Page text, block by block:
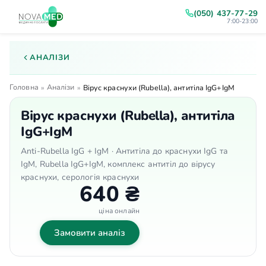
(050) 437-77-29
7:00-23:00
АНАЛІЗИ
Головна » Аналізи » Вірус краснухи (Rubella), антитіла IgG+IgM
Вірус краснухи (Rubella), антитіла
IgG+IgM
Anti-Rubella IgG + IgM · Антитіла до краснухи IgG та
IgM, Rubella IgG+IgM, комплекс антитіл до вірусу
краснухи, серологія краснухи
640 ₴
ціна онлайн
Замовити аналіз